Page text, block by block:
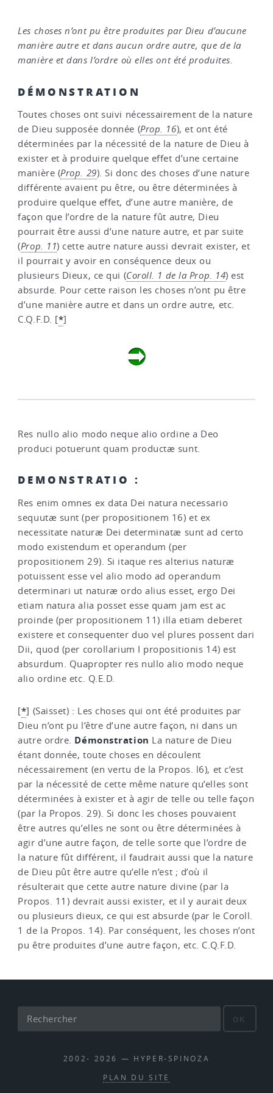
Les choses n’ont pu être produites par Dieu d’aucune
manière autre et dans aucun ordre autre, que de la
manière et dans l’ordre où elles ont été produites.
DÉMONSTRATION
Toutes choses ont suivi nécessairement de la nature
de Dieu supposée donnée (Prop. 16), et ont été
déterminées par la nécessité de la nature de Dieu à
exister et à produire quelque effet d’une certaine
manière (Prop. 29). Si donc des choses d’une nature
différente avaient pu être, ou être déterminées à
produire quelque effet, d’une autre manière, de
façon que l’ordre de la nature fût autre, Dieu
pourrait être aussi d’une nature autre, et par suite
(Prop. 11) cette autre nature aussi devrait exister, et
il pourrait y avoir en conséquence deux ou
plusieurs Dieux, ce qui (Coroll. 1 de la Prop. 14) est
absurde. Pour cette raison les choses n’ont pu être
d’une manière autre et dans un ordre autre, etc.
C.Q.F.D. [*]
Res nullo alio modo neque alio ordine a Deo
produci potuerunt quam productæ sunt.
DEMONSTRATIO :
Res enim omnes ex data Dei natura necessario
sequutæ sunt (per propositionem 16) et ex
necessitate naturæ Dei determinatæ sunt ad certo
modo existendum et operandum (per
propositionem 29). Si itaque res alterius naturæ
potuissent esse vel alio modo ad operandum
determinari ut naturæ ordo alius esset, ergo Dei
etiam natura alia posset esse quam jam est ac
proinde (per propositionem 11) illa etiam deberet
existere et consequenter duo vel plures possent dari
Dii, quod (per corollarium I propositionis 14) est
absurdum. Quapropter res nullo alio modo neque
alio ordine etc. Q.E.D.
[*] (Saisset) : Les choses qui ont été produites par
Dieu n’ont pu l’être d’une autre façon, ni dans un
autre ordre. Démonstration La nature de Dieu
étant donnée, toute choses en découlent
nécessairement (en vertu de la Propos. l6), et c’est
par la nécessité de cette même nature qu’elles sont
déterminées à exister et à agir de telle ou telle façon
(par la Propos. 29). Si donc les choses pouvaient
être autres qu’elles ne sont ou être déterminées à
agir d’une autre façon, de telle sorte que l’ordre de
la nature fût différent, il faudrait aussi que la nature
de Dieu pût être autre qu’elle n’est ; d’où il
résulterait que cette autre nature divine (par la
Propos. 11) devrait aussi exister, et il y aurait deux
ou plusieurs dieux, ce qui est absurde (par le Coroll.
1 de la Propos. 14). Par conséquent, les choses n’ont
pu être produites d’une autre façon, etc. C.Q.F.D.
OK
2002- 2026 — HYPER-SPINOZA
PLAN DU SITE